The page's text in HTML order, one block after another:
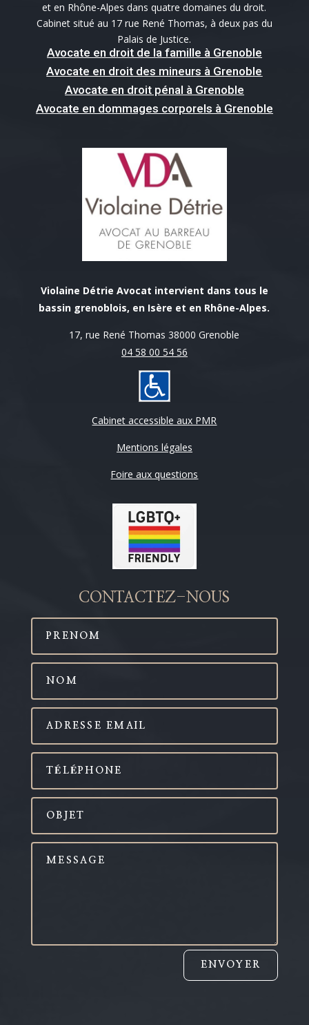
et en Rhône-Alpes dans quatre domaines du droit.
Cabinet situé au 17 rue René Thomas, à deux pas du
Palais de Justice.
Avocate en droit de la famille à Grenoble
Avocate en droit des mineurs à Grenoble
Avocate en droit pénal à Grenoble
Avocate en dommages corporels à Grenoble
Violaine Détrie Avocat intervient dans tous le
bassin grenoblois, en Isère et en Rhône-Alpes.
17, rue René Thomas 38000 Grenoble
04 58 00 54 56
Cabinet accessible aux PMR
Mentions légales
Foire aux questions
CONTACTEZ-NOUS
ENVOYER